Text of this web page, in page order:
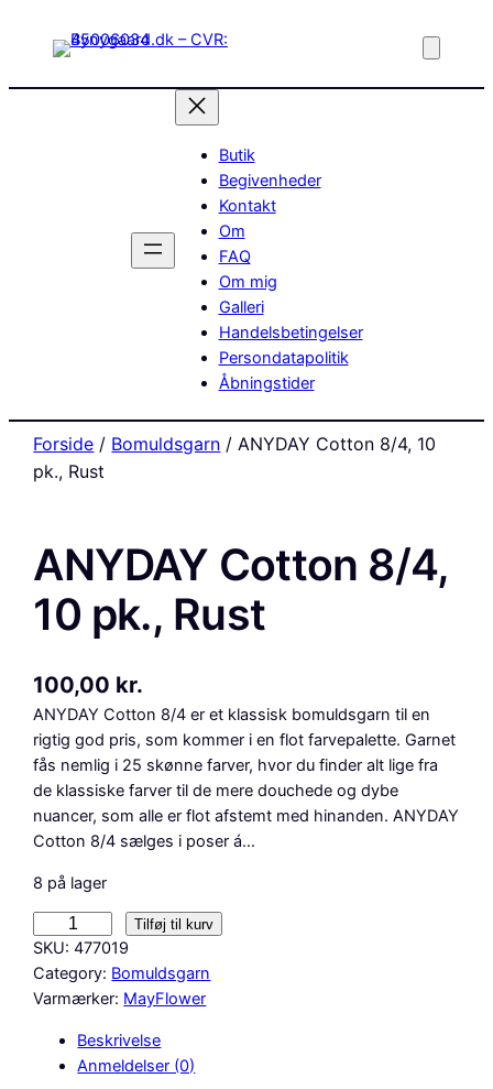
Butik
Begivenheder
Kontakt
Om
FAQ
Om mig
Galleri
Handelsbetingelser
Persondatapolitik
Åbningstider
Forside / Bomuldsgarn / ANYDAY Cotton 8/4, 10
pk., Rust
ANYDAY Cotton 8/4,
10 pk., Rust
100,00 kr.
ANYDAY Cotton 8/4 er et klassisk bomuldsgarn til en
rigtig god pris, som kommer i en flot farvepalette. Garnet
fås nemlig i 25 skønne farver, hvor du finder alt lige fra
de klassiske farver til de mere douchede og dybe
nuancer, som alle er flot afstemt med hinanden. ANYDAY
Cotton 8/4 sælges i poser á…
8 på lager
N
Y
D
Tilføj til kurv
SKU: 477019
Category: Bomuldsgarn
Varmærker: MayFlower
Beskrivelse
Anmeldelser (0)